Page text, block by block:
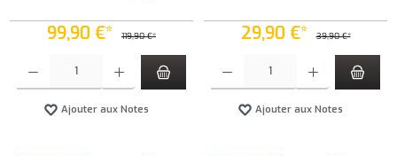
99,90 €* 119,90 €*
Ajouter aux Notes
29,90 €* 39,90 €*
Ajouter aux Notes